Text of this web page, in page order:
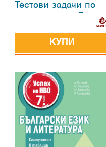
Тестови задачи по
литература за 7. клас
КУПИ